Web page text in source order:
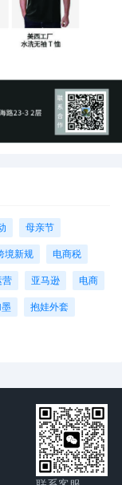
母亲节
境新规 电商税
营 亚马逊 电商
抱娃外套